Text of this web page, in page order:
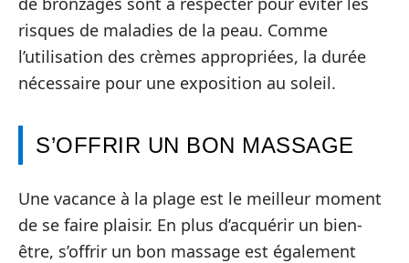
risques de maladies de la peau. Comme
l’utilisation des crèmes appropriées, la durée
nécessaire pour une exposition au soleil.
S’OFFRIR UN BON MASSAGE
Une vacance à la plage est le meilleur moment
de se faire plaisir. En plus d’acquérir un bien-
être, s’offrir un bon massage est également